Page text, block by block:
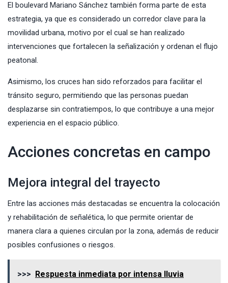
El boulevard Mariano Sánchez también forma parte de esta
estrategia, ya que es considerado un corredor clave para la
movilidad urbana, motivo por el cual se han realizado
intervenciones que fortalecen la señalización y ordenan el flujo
peatonal.
Asimismo, los cruces han sido reforzados para facilitar el
tránsito seguro, permitiendo que las personas puedan
desplazarse sin contratiempos, lo que contribuye a una mejor
experiencia en el espacio público.
Acciones concretas en campo
Mejora integral del trayecto
Entre las acciones más destacadas se encuentra la colocación
y rehabilitación de señalética, lo que permite orientar de
manera clara a quienes circulan por la zona, además de reducir
posibles confusiones o riesgos.
>>>
Respuesta inmediata por intensa lluvia